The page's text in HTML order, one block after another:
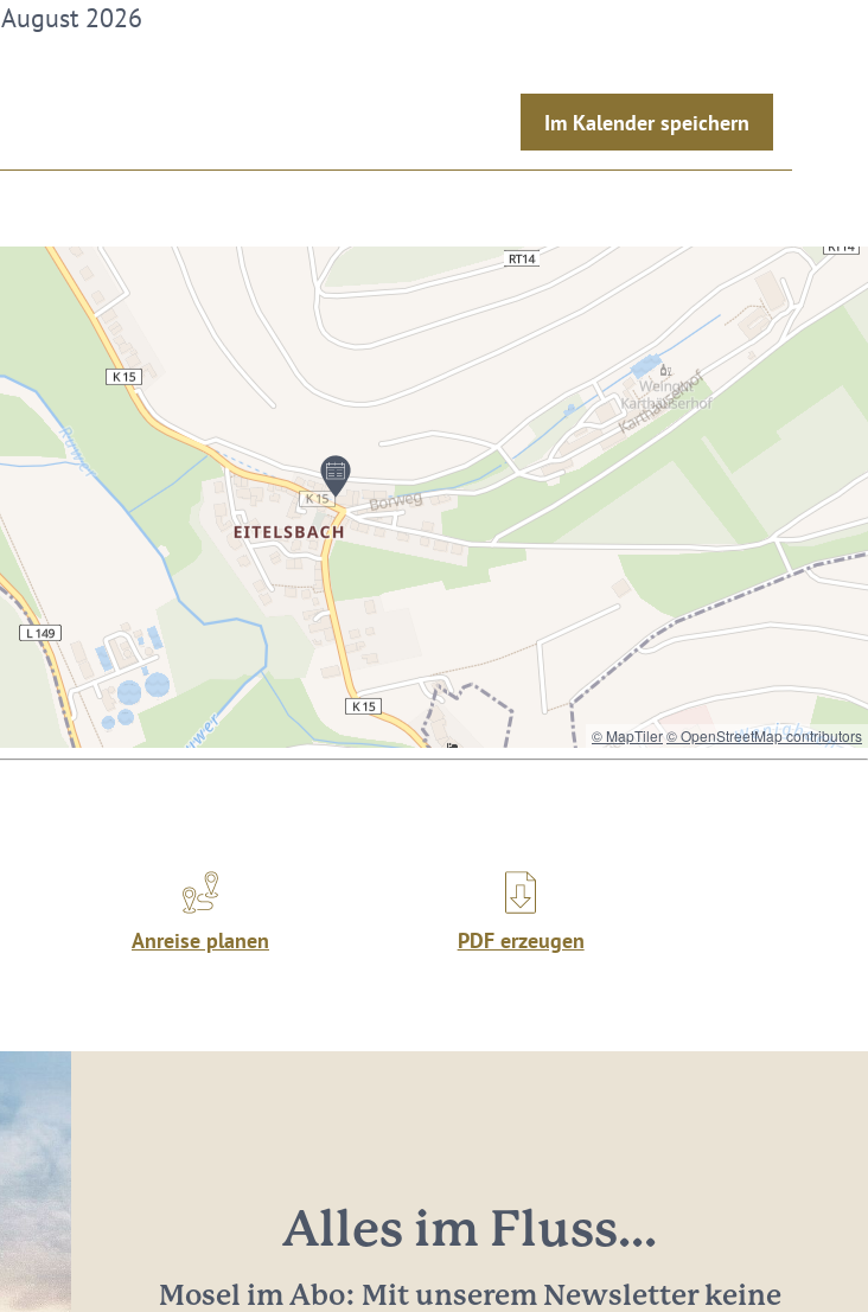
August 2026
Im Kalender speichern
© MapTiler© OpenStreetMap contributors
Anreise planen PDF erzeugen
Alles im Fluss...
Mosel im Abo: Mit unserem Newsletter keine